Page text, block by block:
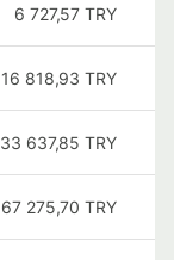
6 727,57 TRY
16 818,93 TRY
33 637,85 TRY
67 275,70 TRY